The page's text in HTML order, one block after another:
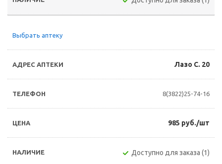
Выбрать аптеку
Лазо С. 20
8(3822)25-74-16
985 руб./шт
Доступно для заказа (1)